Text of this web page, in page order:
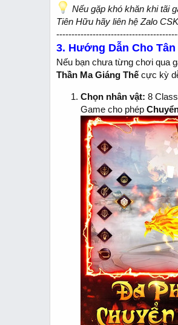
Nếu gặp khó khăn khi tãi
Tiên Hữu hãy liên hệ Zalo
3. Hướng Dẫn Cho
Nếu bạn chưa từng chơi qua
Thần Ma Giáng Thế cực kỳ
Chọn nhân vật: 8
Game cho phép